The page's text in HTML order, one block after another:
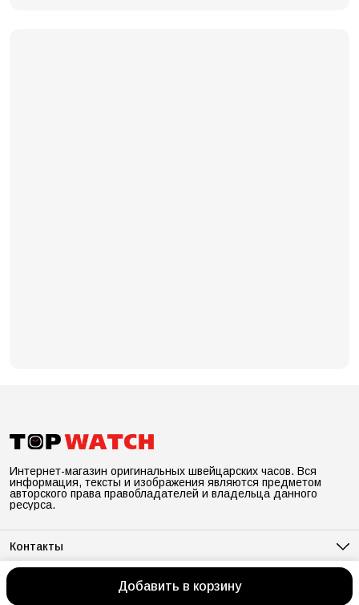
Добавить в корзину
Интернет-магазин оригинальных швейцарских часов. Вся
информация, тексты и изображения являются предметом
авторского права правобладателей и владельца данного
ресурса.
Контакты
Адрес
Санкт-Петербург, ул.Рентгена лит.А д. 7, оф.278
8 (800) 222-44-68
БлогОплатаДоставкаПравила возврата